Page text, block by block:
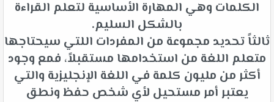
الكلمات وهي المهارة الأساسية لتعلم القراءة
بالشكل السليم.
ثالثاً تحديد مجموعة من المفردات اللتي سيحتاجها
متعلم اللغة من استخدامها مستقبلاً، فمع وجود
أكثر من مليون كلمة في اللغة الإنجليزية والتي
يعتبر أمر مستحيل لأي شخص حفظ ونطق